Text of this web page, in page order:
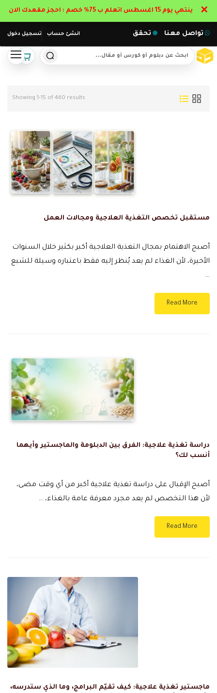
انشئ حساب تسجيل دخول تواصل معنا تحقق
Showing 1-15 of 460 results
مستقبل تخصص التغذية العلاجية ومجالات العمل
أصبح الاهتمام بمجال التغذية العلاجية أكبر بكثير خلال السنوات
الأخيرة، لأن الغذاء لم يعد يُنظر إليه فقط باعتباره وسيلة للشبع
…
Read More
دراسة تغذية علاجية: الفرق بين الدبلومة والماجستير وأيهما
أنسب لك؟
أصبح الإقبال على دراسة تغذية علاجية أكبر من أي وقت مضى،
لأن هذا التخصص لم يعد مجرد معرفة عامة بالغذاء، …
Read More
ماجستير تغذية علاجية: كيف تقيّم البرامج، وما الذي ستدرسه،
ينتهي يوم 15 اغسطس اتعلم ب 75% خصم : احجز مقعدك الان ✕